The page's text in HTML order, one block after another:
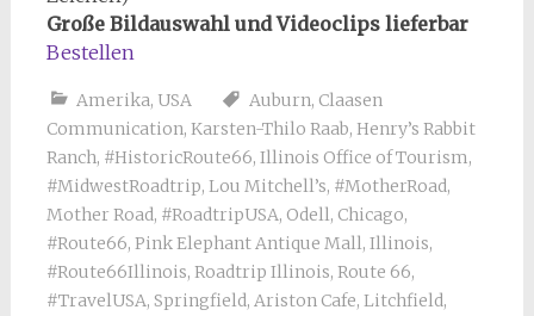
Große Bildauswahl und Videoclips lieferbar
Bestellen
Amerika, USA Auburn, Claasen
Communication, Karsten-Thilo Raab, Henry’s Rabbit
Ranch, #HistoricRoute66, Illinois Office of Tourism,
#MidwestRoadtrip, Lou Mitchell’s, #MotherRoad,
Mother Road, #RoadtripUSA, Odell, Chicago,
#Route66, Pink Elephant Antique Mall, Illinois,
#Route66Illinois, Roadtrip Illinois, Route 66,
#TravelUSA, Springfield, Ariston Cafe, Litchfield,